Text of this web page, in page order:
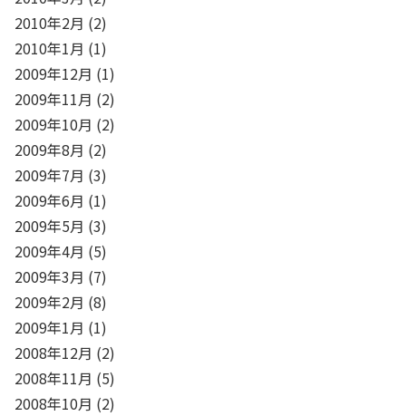
2010年2月 (2)
2010年1月 (1)
2009年12月 (1)
2009年11月 (2)
2009年10月 (2)
2009年8月 (2)
2009年7月 (3)
2009年6月 (1)
2009年5月 (3)
2009年4月 (5)
2009年3月 (7)
2009年2月 (8)
2009年1月 (1)
2008年12月 (2)
2008年11月 (5)
2008年10月 (2)